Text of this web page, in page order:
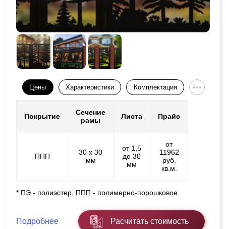
Цены Характеристики Комплектация
Покрытие
Сечение
рамы
Листа Прайс
ППП
30 х 30
мм
от 1,5
до 30
мм
от
11962
руб.
кв.м.
* ПЭ - полиэстер, ППП - полимерно-порошковое
Подробнее Расчитать стоимость